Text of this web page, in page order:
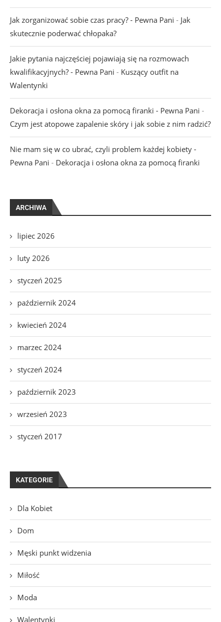
Jak zorganizować sobie czas pracy? - Pewna Pani - Jak
skutecznie poderwać chłopaka?
Jakie pytania najczęściej pojawiają się na rozmowach
kwalifikacyjnych? - Pewna Pani - Kuszący outfit na
Walentynki
Dekoracja i osłona okna za pomocą firanki - Pewna Pani -
Czym jest atopowe zapalenie skóry i jak sobie z nim radzić?
Nie mam się w co ubrać, czyli problem każdej kobiety -
Pewna Pani - Dekoracja i osłona okna za pomocą firanki
ARCHIWA
lipiec 2026
luty 2026
styczeń 2025
październik 2024
kwiecień 2024
marzec 2024
styczeń 2024
październik 2023
wrzesień 2023
styczeń 2017
KATEGORIE
Dla Kobiet
Dom
Męski punkt widzenia
Miłość
Moda
Walentynki